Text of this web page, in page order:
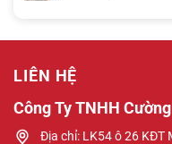
LIÊN HỆ
Công Ty TNHH
Địa chỉ: LK54 ô 26 KĐT